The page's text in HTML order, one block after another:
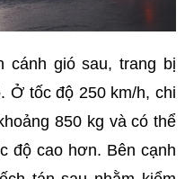
cánh gió sau, trang bị
Ở tốc độ 250 km/h, chi
850 kg và có thể
độ cao hơn. Bên cạnh